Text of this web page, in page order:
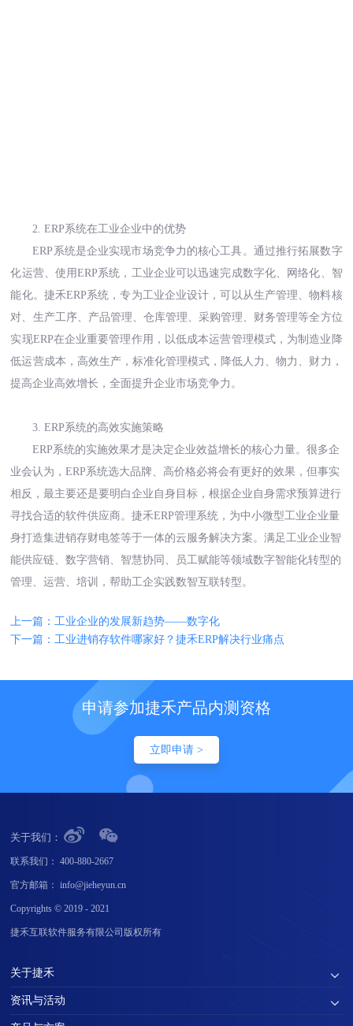
2. ERP系统在工业企业中 的优势
ERP系统是企业实现市场竞争力的核心工具 。 通过推行拓展数字
化运营、 使用ERP 系统 ， 工业企业可以迅速完成数字化、网络化、智
能化。 捷禾ERP系统，专为工业企业设计，可以从生产管理、物料核
对、生产工序、产品管理、仓库管理、采购管理、财务管理等全方位
实现ERP在企业重要管理作用，以低成本运营管理模式，为制造业降
低运营成本，高效生产，标准化管理模式，降低人力、物力、财力，
提高企业高效增长，全面提升企业市场竞争力。
3. ERP系统的高效实施策略
ERP系统的实施效果才是决定企业效益增长的核心力量。很多企
业会认为，ERP系统选大品牌、高价格必将会有更好的效果，但事实
相反，最主要还是要明白企业自身目标，根据企业自身需求预算进行
寻找合适的软件供应商。捷禾ERP管理系统，为中小微型工业企业量
身打造集进销存财电签等于一体的云服务解决方案。满足工业企业智
能供应链、数字营销、智慧协同、员工赋能等领域数字智能化转型的
管理、运营、培训，帮助工企实践数智互联转型。
上一篇：工业企业的发展新趋势——数字化
下一篇：工业进销存软件哪家好？捷禾ERP解决行业痛点
申请参加捷禾产品内测资格
立即申请 >
关于我们：
联系我们： 400-880-2667
官方邮箱： info@jieheyun.cn
Copyrights © 2019 - 2021
捷禾互联软件服务有限公司版权所有
关于捷禾
资讯与活动